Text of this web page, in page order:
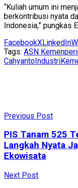
“Kuliah umum ini
berkontribusi nyata
Indonesia,” pungkas
FacebookXLinkedIn
Tags: ASN
CahyantoIndustri
Previous Post
PIS Tanam 525
Langkah Nyata
Ekowisata
Next Post